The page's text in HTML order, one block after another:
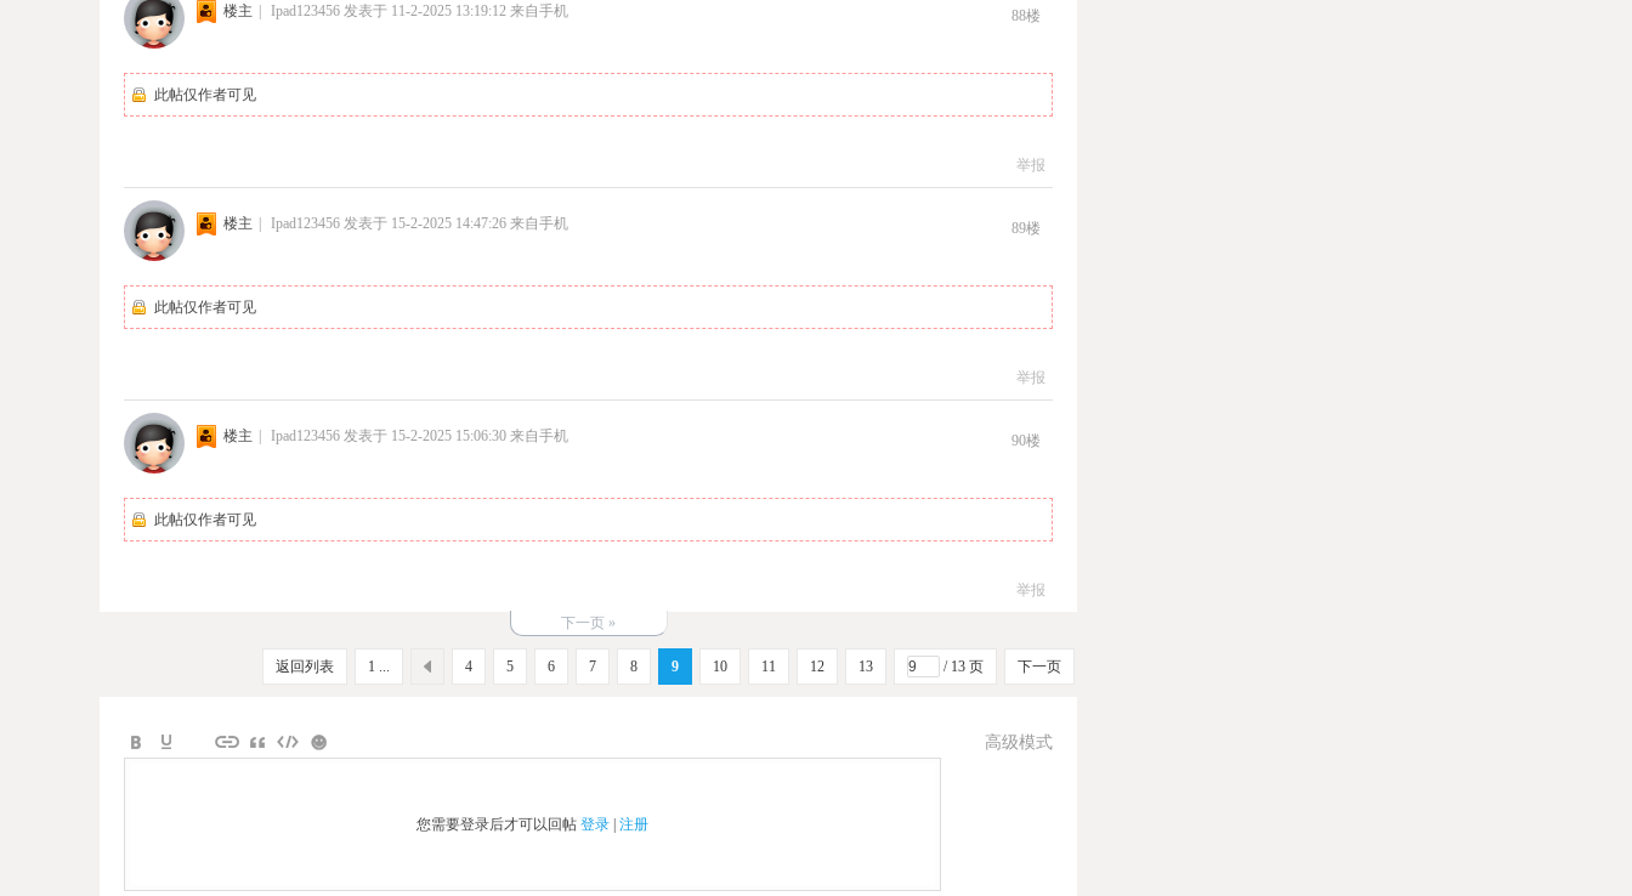
88楼
楼主 | Ipad123456 发表于 11-2-2025 13:19:12 来自手机
此帖仅作者可见
举报
89楼
楼主 | Ipad123456 发表于 15-2-2025 14:47:26 来自手机
此帖仅作者可见
举报
90楼
楼主 | Ipad123456 发表于 15-2-2025 15:06:30 来自手机
此帖仅作者可见
举报
下一页 »
1 ... 4 5 6 7 8 9 10 11 12 13 / 13 页 下一页
返回列表
高级模式
您需要登录后才可以回帖 登录 | 注册